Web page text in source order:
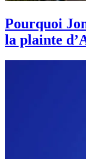
Pourquoi
la plainte